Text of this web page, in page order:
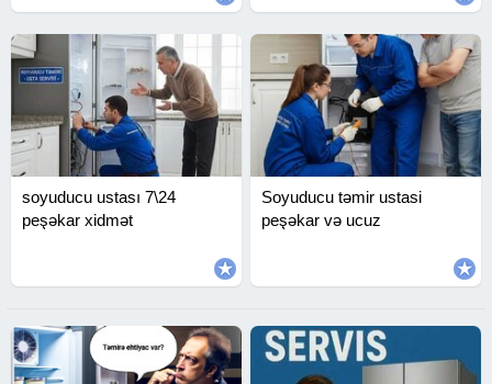
soyuducu ustası 7\24
peşəkar xidmət
Soyuducu təmir ustasi
peşəkar və ucuz